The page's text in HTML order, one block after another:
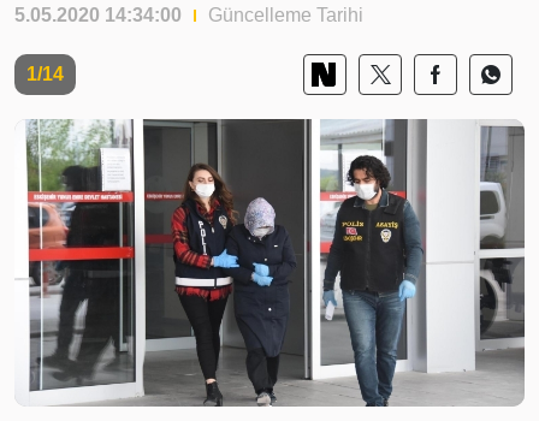
5.05.2020 14:34:00 Güncelleme Tarihi
1/14